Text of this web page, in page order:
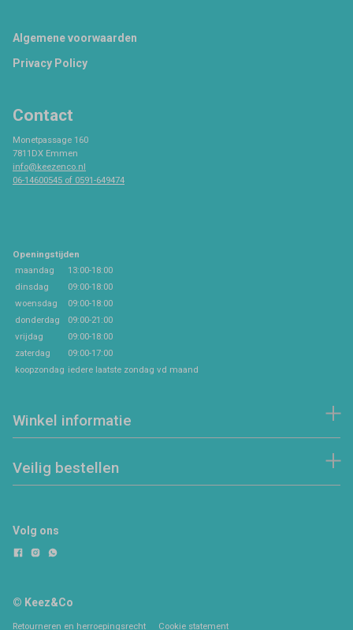
Footer
Algemene voorwaarden
Privacy Policy
Contact
Monetpassage 160
7811DX Emmen
info@keezenco.nl
06-14600545 of 0591-649474
Openingstijden
maandag
13:00-18:00
dinsdag
09:00-18:00
woensdag
09:00-18:00
donderdag
09:00-21:00
vrijdag
09:00-18:00
zaterdag
09:00-17:00
koopzondag iedere laatste zondag vd maand
Winkel informatie
Veilig bestellen
Volg ons
© Keez&Co
Retourneren en herroepingsrecht Cookie statement